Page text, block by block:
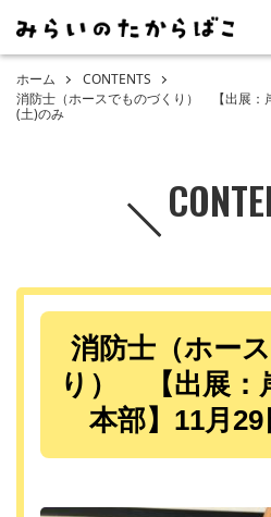
ホーム
CONTENTS
消防士（ホースでものづくり） 【出展：
(土)のみ
消防士（ホー
り） 【出展：
本部】11月